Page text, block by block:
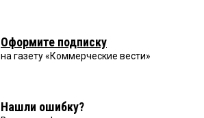
Оформите подписку
на газету «Коммерческие вести»
Нашли ошибку?